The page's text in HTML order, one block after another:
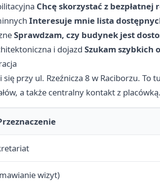
Chcę skorzystać z
Interesuje mnie lista
Sprawdzam, czy budynek jest
i dojazd Szukam szybkich
przy ul. Rzeźnicza 8 w Raciborzu. To
a także centralny kontakt z placówką.
wizyt)